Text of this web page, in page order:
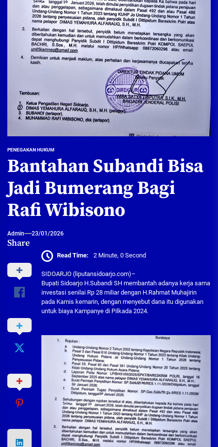
PENEGAKAN HUKUM
Bantahan Subandi Bisa
Jadi Bumerang Bagi
Rafi Wibisono
Admin 23/01/2026
Share
Read Time: 2 Minute, 0 Second
SIDOARJO (liputansidoarjo.com)–
Bupati Sidoarjo H.Subandi SH membantah adanya kerja sama
investasi senilai Rp 28 miliar dengan H.Rahmat Muhajirin
pada Kamis kemarin, dengan menyebut dana itu digunakan
untuk biaya Kampanye di Pilkada 2024.